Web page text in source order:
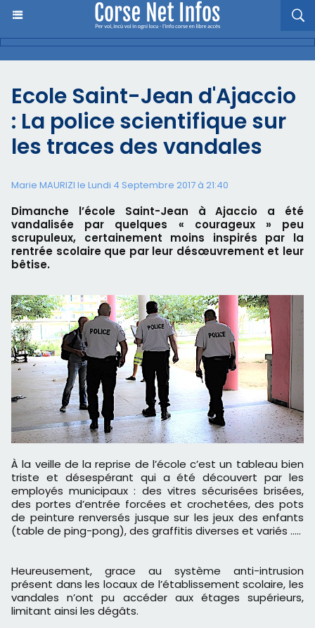
Ecole Saint-Jean d'Ajaccio
: La police scientifique sur
les traces des vandales
Marie MAURIZI le Lundi 4 Septembre 2017 à 21:40
Dimanche l’école Saint-Jean à Ajaccio a été
vandalisée par quelques « courageux » peu
scrupuleux, certainement moins inspirés par la
rentrée scolaire que par leur désœuvrement et leur
bêtise.
À la veille de la reprise de l’école c’est un tableau bien
triste et désespérant qui a été découvert par les
employés municipaux : des vitres sécurisées brisées,
des portes d’entrée forcées et crochetées, des pots
de peinture renversés jusque sur les jeux des enfants
(table de ping-pong), des graffitis diverses et variés …..
Heureusement, grace au système anti-intrusion
présent dans les locaux de l’établissement scolaire, les
vandales n’ont pu accéder aux étages supérieurs,
limitant ainsi les dégâts.